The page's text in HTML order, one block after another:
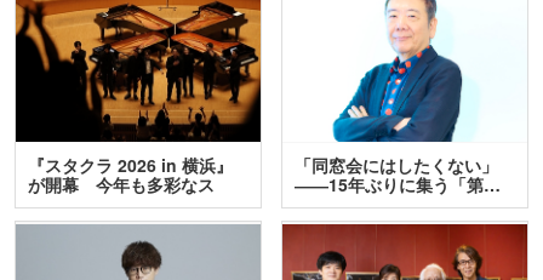
『スタクラ 2026 in 横浜』
が開幕 今年も多彩なス
テ…
「同窓会にはしたくない」
――15年ぶりに集う「第…